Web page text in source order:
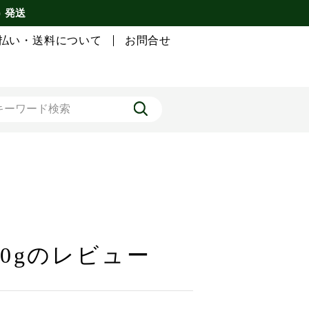
発送
い・送料について お問合せ
のレビュー